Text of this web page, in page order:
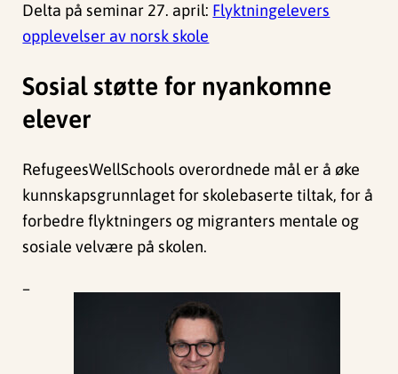
Delta på seminar 27. april: Flyktningelevers
opplevelser av norsk skole
Sosial støtte for nyankomne
elever
RefugeesWellSchools overordnede mål er å øke
kunnskapsgrunnlaget for skolebaserte tiltak, for å
forbedre flyktningers og migranters mentale og
sosiale velvære på skolen.
–